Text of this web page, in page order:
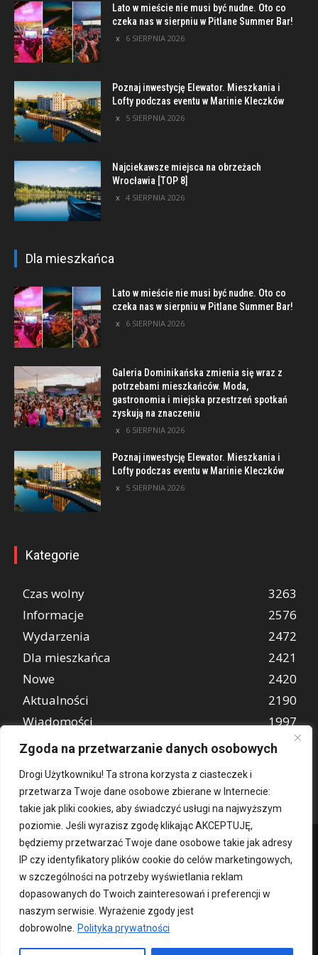
Zgoda na przetwarzanie danych osobowych
Drogi Użytkowniku! Ta strona korzysta z ciasteczek i
przetwarza Twoje dane osobowe zbierane w Internecie:
takie jak pliki cookies, aby świadczyć usługi na najwyższym
poziomie. Jeśli wyrazisz zgodę klikając AKCEPTUJĘ,
będziemy przetwarzać Twoje dane osobowe takie jak adresy
IP czy identyfikatory plików cookie do celów marketingowych,
w szczególności na potrzeby wyświetlania reklam
dopasowanych do Twoich zainteresowań i preferencji w
naszym serwisie. Wyrażenie zgody jest
dobrowolne.
Polityka prywatności
Lato w mieście nie musi być nudne. Oto co
czeka nas w sierpniu w Pitlane Summer Bar!
6 SIERPNIA 2026
Poznaj inwestycję Elewator. Mieszkania i
Lofty podczas eventu w Marinie Kleczków
5 SIERPNIA 2026
Najciekawsze miejsca na obrzeżach
Wrocławia [TOP 8]
4 SIERPNIA 2026
Dla mieszkańca
Lato w mieście nie musi być nudne. Oto co
czeka nas w sierpniu w Pitlane Summer Bar!
6 SIERPNIA 2026
Galeria Dominikańska zmienia się wraz z
potrzebami mieszkańców. Moda,
gastronomia i miejska przestrzeń spotkań
zyskują na znaczeniu
6 SIERPNIA 2026
Poznaj inwestycję Elewator. Mieszkania i
Lofty podczas eventu w Marinie Kleczków
5 SIERPNIA 2026
Kategorie
Czas wolny
3263
Informacje
2576
Wydarzenia
2472
Dla mieszkańca
2421
Nowe
2420
Aktualności
2190
Wiadomości
1997
REKLAMA
849
Kontakt O nas Patronat medialny